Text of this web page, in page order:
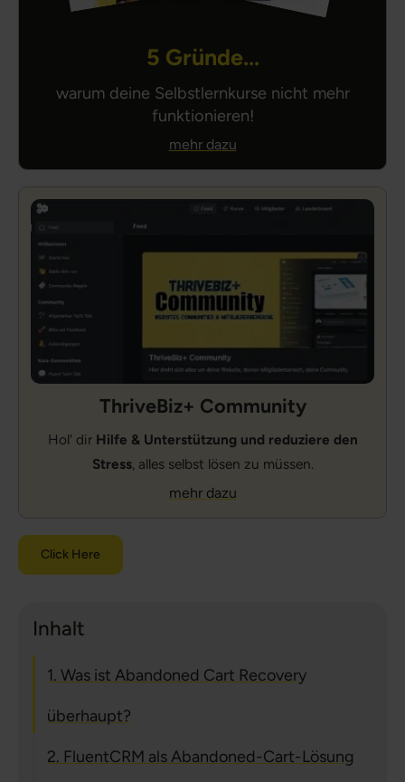
5 Gründe...
warum deine Selbstlernkurse nicht mehr
funktionieren!
mehr dazu
ThriveBiz+ Community
Hol' dir Hilfe & Unterstützung und reduziere den
Stress, alles selbst lösen zu müssen.
mehr dazu
Click Here
Inhalt
1. Was ist Abandoned Cart Recovery
überhaupt?
2. FluentCRM als Abandoned-Cart-Lösung